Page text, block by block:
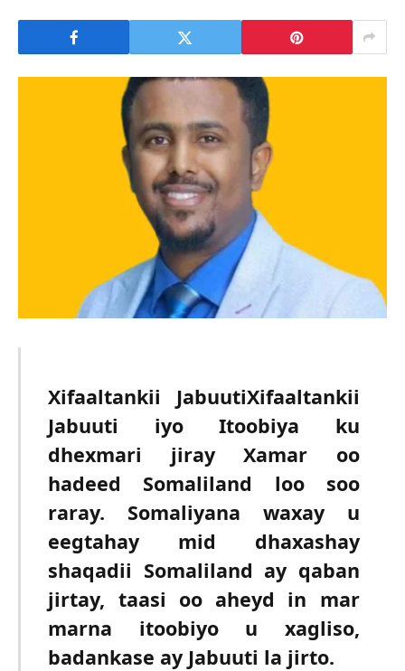
Xifaaltankii JabuutiXifaaltankii
Jabuuti iyo Itoobiya ku
dhexmari jiray Xamar oo
hadeed Somaliland loo soo
raray. Somaliyana waxay u
eegtahay mid dhaxashay
shaqadii Somaliland ay qaban
jirtay, taasi oo aheyd in mar
marna itoobiyo u xagliso,
badankase ay Jabuuti la jirto.